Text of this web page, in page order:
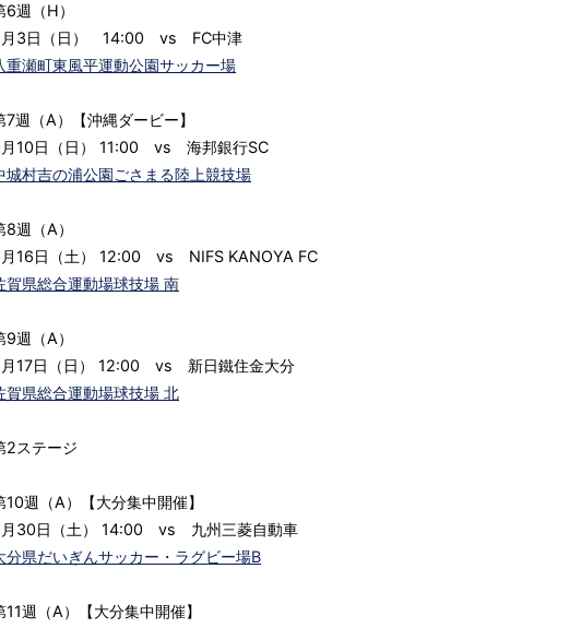
6週（H）
3日（日） 14:00 vs FC中津
重瀬町東風平運動公園サッカー場
7週（A）【沖縄ダービー】
10日（日） 11:00 vs 海邦銀行SC
城村吉の浦公園ごさまる陸上競技場
8週（A）
16日（土） 12:00 vs NIFS KANOYA FC
賀県総合運動場球技場 南
9週（A）
17日（日） 12:00 vs 新日鐵住金大分
賀県総合運動場球技場 北
2ステージ
10週（A）【大分集中開催】
30日（土） 14:00 vs 九州三菱自動車
分県だいぎんサッカー・ラグビー場B
11週（A）【大分集中開催】